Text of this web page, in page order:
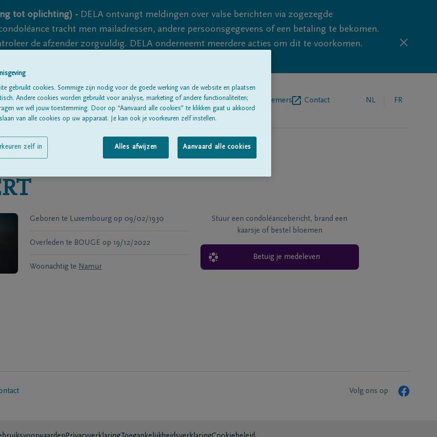
tot oplichting) - DELA ontvangt meldingen over valse berichten via zogezegde
tracht men mailadressen, andere persoonsgegevens of een betaling te bekomen.
de afzender zorgvuldig. DELA onderneemt meerdere acties om dit te voorkomen.
Alle rouwberichten Over onsBegrafenisondernemers Contact NL FR
Geboren te Luxembourg op 09/02/1930
Overleden te BOUGE op 19/12/2022
Woonachtig te Namur
Stuur een condoléancebericht, brand een
kaarsje of bestel bloemen
Betuig je medeleven
Volg ons op
gebruikt cookies. Sommige zijn nodig voor de goede werking van de website en plaatsen
Andere cookies worden gebruikt voor analyse, marketing of andere functionaliteiten;
we wél jouw toestemming. Door op “Aanvaard alle cookies” te klikken gaat u akkoord
van alle cookies op uw apparaat. Je kan ook je voorkeuren zelf instellen.
Alles afwijzen Aanvaard alle cookies
zelf in